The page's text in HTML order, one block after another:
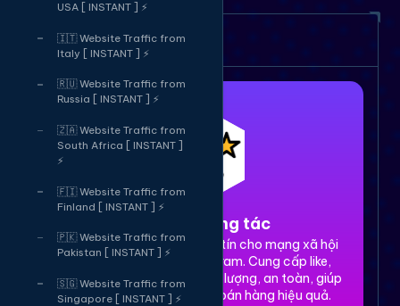
USA [ INSTANT ] ⚡
🇮🇹 Website Traffic from
Italy [ INSTANT ] ⚡
🇷🇺 Website Traffic from
Russia [ INSTANT ] ⚡
🇿🇦 Website Traffic from
South Africa [ INSTANT ]
⚡
🇫🇮 Website Traffic from
Finland [ INSTANT ] ⚡
🇵🇰 Website Traffic from
Pakistan [ INSTANT ] ⚡
🇸🇬 Website Traffic from
Singapore [ INSTANT ] ⚡
Dịch vụ của chúng tôi
1. Tăng tương tác
Dịch vụ tăng tương tác uy tín cho mạng xã hội
Facebook, TikTok, Instagram. Cung cấp like,
share, comment, view chất lượng, an toàn, giúp
xây dựng thương hiệu và bán hàng hiệu quả.